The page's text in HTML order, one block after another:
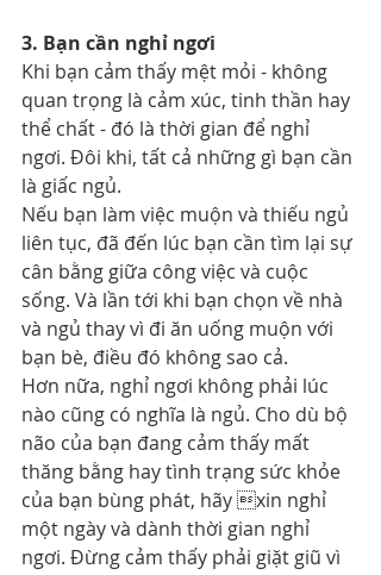
3. Bạn cần nghỉ ngơi
Khi bạn cảm thấy mệt mỏi - không
quan trọng là cảm xúc, tinh thần hay
thể chất - đó là thời gian để nghỉ
ngơi. Đôi khi, tất cả những gì bạn cần
là giấc ngủ.
Nếu bạn làm việc muộn và thiếu ngủ
liên tục, đã đến lúc bạn cần tìm lại sự
cân bằng giữa công việc và cuộc
sống. Và lần tới khi bạn chọn về nhà
và ngủ thay vì đi ăn uống muộn với
bạn bè, điều đó không sao cả.
Hơn nữa, nghỉ ngơi không phải lúc
nào cũng có nghĩa là ngủ. Cho dù bộ
não của bạn đang cảm thấy mất
thăng bằng hay tình trạng sức khỏe
của bạn bùng phát, hãy xin nghỉ
một ngày và dành thời gian nghỉ
ngơi. Đừng cảm thấy phải giặt giũ vì